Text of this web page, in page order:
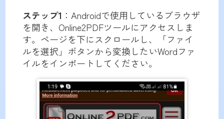
ステップ1 ：Androidで使用しているブラウザ
を開き、Online2PDFツールにアクセスしま
す。ページを下にスクロールし、「ファイ
ルを選択」ボタンから変換したいWordファ
イルをインポートしてください。